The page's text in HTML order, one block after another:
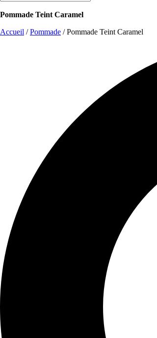
Pommade Teint Caramel
Accueil /Pommade /Pommade Teint Caramel